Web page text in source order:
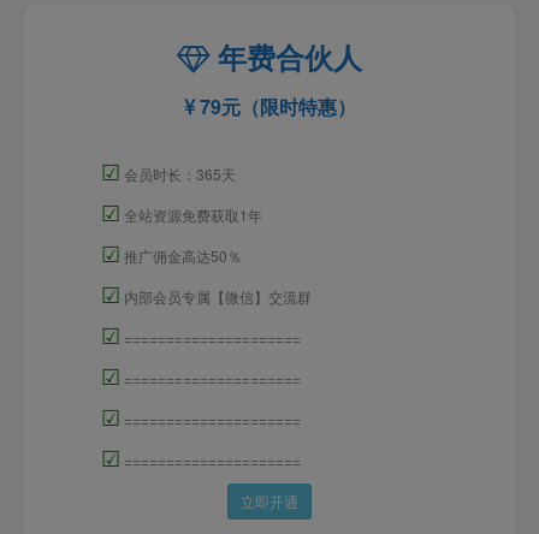
年费合伙人
79元（限时特惠）
☑ 会员时长：365天
☑ 全站资源免费获取1年
☑ 推广佣金高达50％
☑ 内部会员专属【微信】交流群
☑ =====================
☑ =====================
☑ =====================
☑ =====================
立即开通